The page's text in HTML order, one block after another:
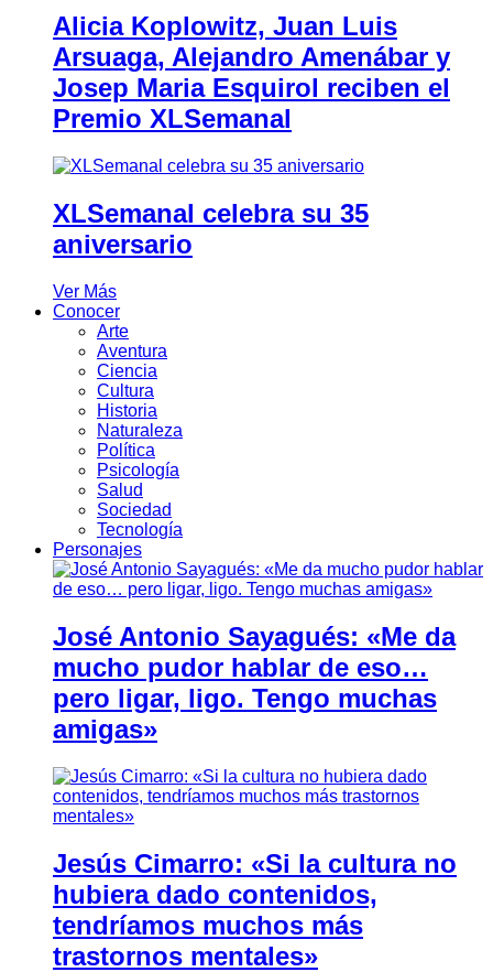
Alicia Koplowitz, Juan Luis
Arsuaga, Alejandro Amenábar y
Josep Maria Esquirol reciben el
Premio XLSemanal
XLSemanal celebra su 35
aniversario
Ver Más
Conocer
Arte
Aventura
Ciencia
Cultura
Historia
Naturaleza
Política
Psicología
Salud
Sociedad
Tecnología
Personajes
José Antonio Sayagués: «Me da
mucho pudor hablar de eso…
pero ligar, ligo. Tengo muchas
amigas»
Jesús Cimarro: «Si la cultura no
hubiera dado contenidos,
tendríamos muchos más
trastornos mentales»